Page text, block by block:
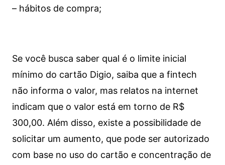
– hábitos de compra;
Se você busca saber qual é o limite inicial
mínimo do cartão Digio, saiba que a fintech
não informa o valor, mas relatos na internet
indicam que o valor está em torno de R$
300,00. Além disso, existe a possibilidade de
solicitar um aumento, que pode ser autorizado
com base no uso do cartão e concentração de